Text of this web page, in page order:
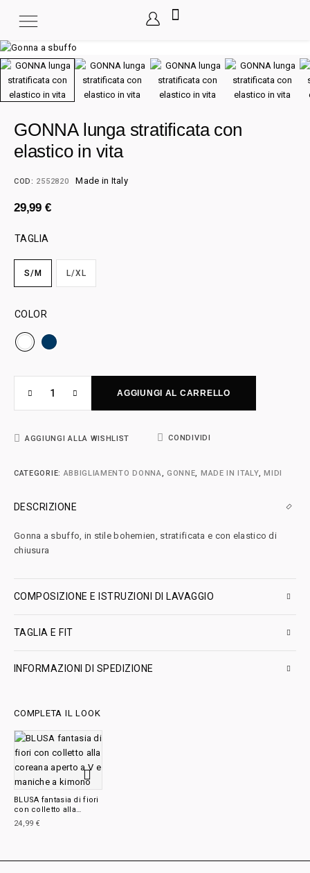
GONNA lunga stratificata con
elastico in vita
COD: 2552820 Made in Italy
29,99 €
TAGLIA
S/M L/XL
COLOR
AGGIUNGI AL CARRELLO
AGGIUNGI ALLA WISHLIST CONDIVIDI
CATEGORIE: ABBIGLIAMENTO DONNA, GONNE, MADE IN ITALY,MIDI
DESCRIZIONE
Gonna a sbuffo, in stile bohemien, stratificata e con elastico di
chiusura
COMPOSIZIONE E ISTRUZIONI DI LAVAGGIO
TAGLIA E FIT
INFORMAZIONI DI SPEDIZIONE
COMPLETA IL LOOK
BLUSA fantasia di fiori
con colletto alla
coreana aperto a V e
maniche a kimono
24,99 €